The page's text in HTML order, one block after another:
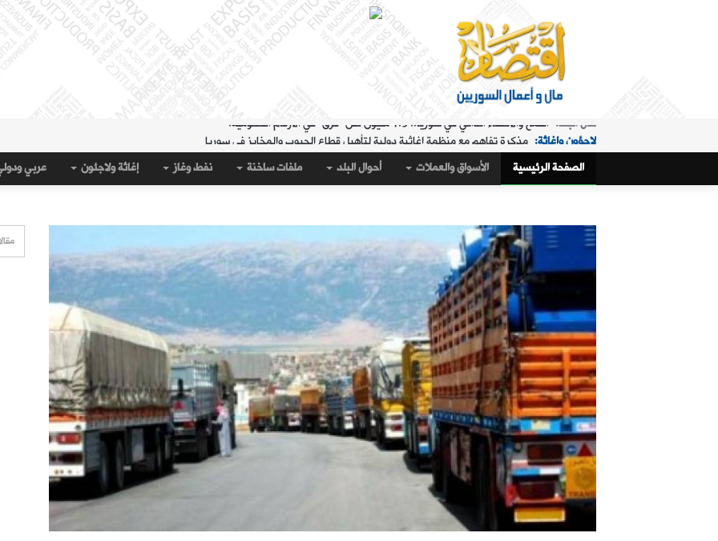
لاجؤون وإغاثة: مذكرة تفاهم مع منظمة إغاثية دولية لتأهيل قطاع الحبوب والمخابز في سوريا
الملفات الساخنة: "البريد" تقدم خدمة استبدال العملة في "المنطقة الشرقية" حتى 20 آب
حال البلد: مرسوم تكليف رمضان بإدارة هيئة الاستثمار
أسواق و عملات: كيف أغلق سعر صرف الليرة مقابل الدولار، مساء الثلاثاء؟
أسواق و عملات: تراجع طفيف في سعر صرف الليرة
عربي ودولي:
ماذا وراء التدفق الجماعي لآلاف المغاربة على جيب سبتة؟
حال البلد: القمح والاكتفاء الذاتي في سوريا.. 1.5 مليون طن "فرق" في الأرقام الحكومية!
الصفحة الرئيسية الأسواق والعملات أحوال البلد ملفات ساخنة نفط وغاز إغاثة ولاجئون عربي